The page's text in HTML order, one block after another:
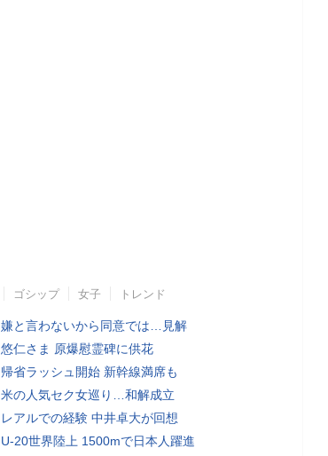
ゴシップ 女子 トレンド
嫌と言わないから同意では…見解
悠仁さま 原爆慰霊碑に供花
帰省ラッシュ開始 新幹線満席も
米の人気セク女巡り…和解成立
レアルでの経験 中井卓大が回想
U-20世界陸上 1500mで日本人躍進